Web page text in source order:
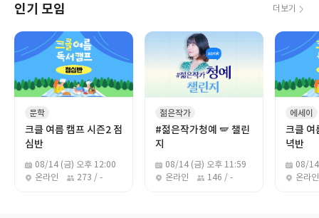
인기 모임 더보기
문학
크클 여름 캠프 시즌2 점
심반
08/14 (금) 오후 12:00
온라인
273 / -
젊은작가
#젊은작가청예 🪽 챌린
지
08/14 (금) 오후 11:59
온라인
146 / -
에세이
크클 여
녁반
08/
온라인